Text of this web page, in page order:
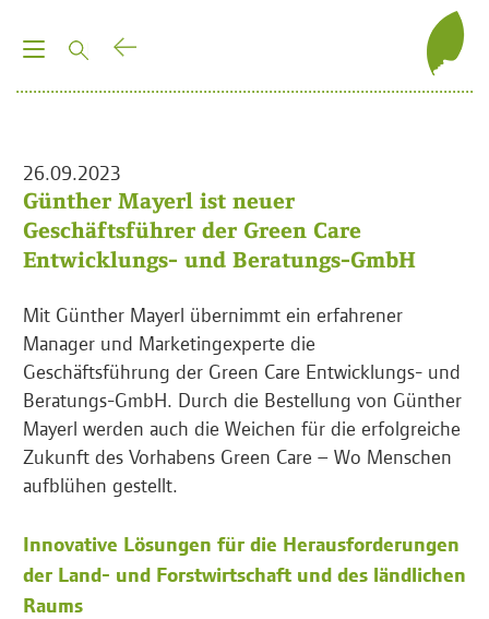
T
l
e
n
v
i
g
a
t
i
o
26.09.2023
Günther Mayerl ist neuer
Geschäftsführer der Green Care
Entwicklungs- und Beratungs-GmbH
Mit Günther Mayerl übernimmt ein erfahrener
Manager und Marketingexperte die
Geschäftsführung der Green Care Entwicklungs- und
Beratungs-GmbH. Durch die Bestellung von Günther
Mayerl werden auch die Weichen für die erfolgreiche
Zukunft des Vorhabens Green Care – Wo Menschen
aufblühen gestellt.
Innovative Lösungen für die Herausforderungen
der Land- und Forstwirtschaft und des ländlichen
Raums